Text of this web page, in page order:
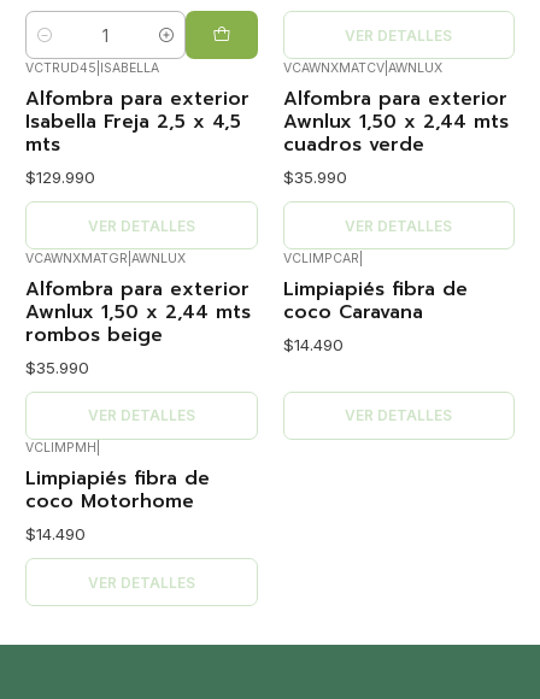
Cantidad
VER DETALLES
VCTRUD45 ISABELLA
Alfombra para exterior
Isabella Freja 2,5 x 4,5
mts
$129.990
VER DETALLES
VCAWNXMATCV| AWNLUX
Alfombra para exterior
Awnlux 1,50 x 2,44 mts
cuadros verde
$35.990
VER DETALLES
VCAWNXMATGR AWNLUX
Alfombra para exterior
Awnlux 1,50 x 2,44 mts
rombos beige
$35.990
VER DETALLES
VCLIMPCAR
Limpiapiés fibra de
coco Caravana
$14.490
VER DETALLES
VCLIMPMH
Limpiapiés fibra de
coco Motorhome
$14.490
VER DETALLES